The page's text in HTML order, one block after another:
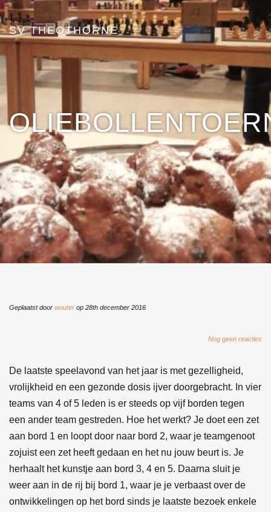
SV THEOTHORNE
Geplaatst door wouter op 28th december 2016
Nog geen reacties
De laatste speelavond van het jaar is met gezelligheid,
vrolijkheid en een gezonde dosis ijver doorgebracht. In vier
teams van 4 of 5 leden is er steeds op vijf borden tegen
een ander team gestreden. Hoe het werkt? Je doet een zet
aan bord 1 en loopt door naar bord 2, waar je teamgenoot
zojuist een zet heeft gedaan en het nu jouw beurt is. Je
herhaalt het kunstje aan bord 3, 4 en 5. Daarna sluit je
weer aan in de rij bij bord 1, waar je je verbaast over de
ontwikkelingen op het bord sinds je laatste bezoek enkele